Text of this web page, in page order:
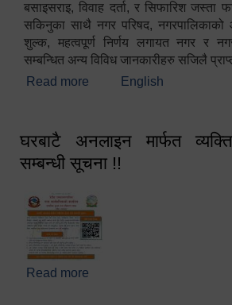
बसाइसराइ, विवाह दर्ता, र सिफारिश जस्ता
सकिनुका साथै नगर परिषद,
शुल्क, महत्वपूर्ण निर्णय लगायत नगर र
सम्बन्धित अन्य विविध जानकारीहरु सजिलै
Read more about स्वागतम!!!
English
घरबाटै अनलाइन मार्फत
सम्बन्धी सूचना !!
Read more